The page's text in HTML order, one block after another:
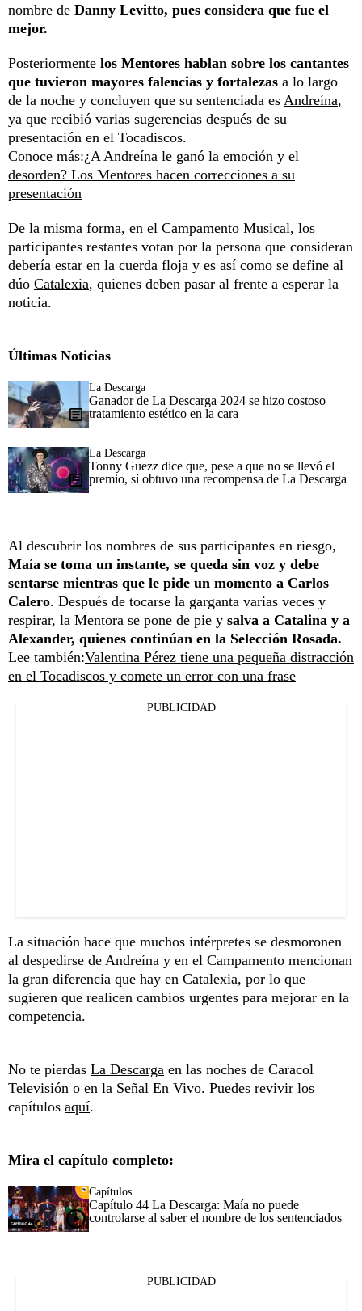
nombre de Danny Levitto, pues considera que fue el
mejor.
Posteriormente los Mentores hablan sobre los cantantes
que tuvieron mayores falencias y fortalezas a lo largo
de la noche y concluyen que su sentenciada es Andreína,
ya que recibió varias sugerencias después de su
presentación en el Tocadiscos.
Conoce más:¿A Andreína le ganó la emoción y el
desorden? Los Mentores hacen correcciones a su
presentación
De la misma forma, en el Campamento Musical, los
participantes restantes votan por la persona que consideran
debería estar en la cuerda floja y es así como se define al
dúo Catalexia, quienes deben pasar al frente a esperar la
noticia.
Últimas Noticias
La Descarga
Ganador de La Descarga 2024 se hizo costoso
tratamiento estético en la cara
La Descarga
Tonny Guezz dice que, pese a que no se llevó el
premio, sí obtuvo una recompensa de La Descarga
Al descubrir los nombres de sus participantes en riesgo,
Maía se toma un instante, se queda sin voz y debe
sentarse mientras que le pide un momento a Carlos
Calero. Después de tocarse la garganta varias veces y
respirar, la Mentora se pone de pie y salva a Catalina y a
Alexander, quienes continúan en la Selección Rosada.
Lee también:Valentina Pérez tiene una pequeña distracción
en el Tocadiscos y comete un error con una frase
PUBLICIDAD
La situación hace que muchos intérpretes se desmoronen
al despedirse de Andreína y en el Campamento mencionan
la gran diferencia que hay en Catalexia, por lo que
sugieren que realicen cambios urgentes para mejorar en la
competencia.
No te pierdas La Descarga en las noches de Caracol
Televisión o en la Señal En Vivo. Puedes revivir los
capítulos aquí.
Mira el capítulo completo:
Capítulos
Capítulo 44 La Descarga: Maía no puede
controlarse al saber el nombre de los sentenciados
PUBLICIDAD